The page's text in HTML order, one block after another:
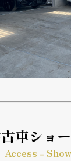
車ショ
Access -